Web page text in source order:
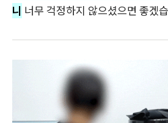
니 너무 걱정하지 않으셨으면 좋겠